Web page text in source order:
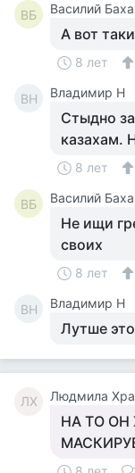
ВБ Василий
А вот
8 лет
ВН Владимир Н
Стыдно
казахам.
8 лет
ВБ Василий
Не ищи
своих
8 лет
ВН Владимир Н
Лутше
ЛХ Людмила
НА ТО